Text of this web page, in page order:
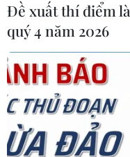
TIN LIÊN QUAN
Đề xuất thí điểm
quý 4 năm 2026